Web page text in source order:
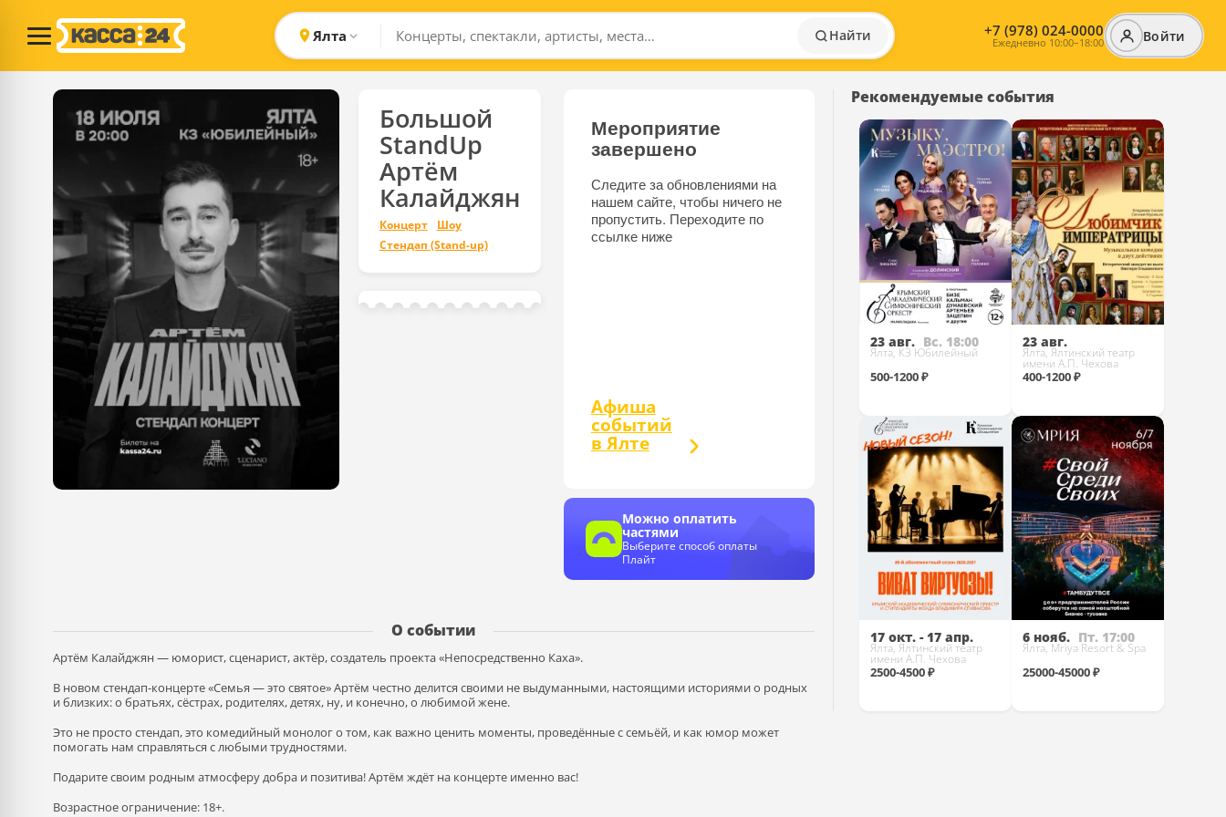
Ялта Найти +7 (978) 024-0000
Ежедневно 10:00–18:00 Войти
Большой
StandUp
Артём
Калайджян
Концерт
Шоу
Стендап (Stand-up)
Мероприятие
завершено
Следите за обновлениями на
нашем сайте, чтобы ничего не
пропустить. Переходите по
ссылке ниже
Афиша
событий
в Ялте
Можно оплатить
частями
Выберите способ оплаты
Плайт
О событии
Артём Калайджян — юморист, сценарист, актёр, создатель проекта «Непосредственно Каха».
В новом стендап-концерте «Семья — это святое» Артём честно делится своими не выдуманными, настоящими историями о родных
и близких: о братьях, сёстрах, родителях, детях, ну, и конечно, о любимой жене.
Это не просто стендап, это комедийный монолог о том, как важно ценить моменты, проведённые с семьёй, и как юмор может
помогать нам справляться с любыми трудностями.
Подарите своим родным атмосферу добра и позитива! Артём ждёт на концерте именно вас!
Возрастное ограничение: 18+.
Рекомендуемые события
23 авг. Вс. 18:00
Ялта, КЗ Юбилейный
500-1200 ₽
Купить
23 авг.
Ялта, Ялтинский театр
имени А.П. Чехова
400-1200 ₽
Купить
17 окт. - 17 апр.
Ялта, Ялтинский театр
имени А.П. Чехова
2500-4500 ₽
6 нояб. Пт. 17:00
Ялта, Mriya Resort & Spa
25000-45000 ₽